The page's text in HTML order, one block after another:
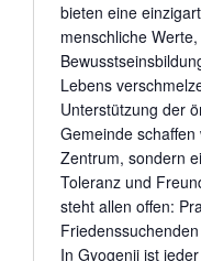
bieten eine
menschliche
Lebens
Unterstützung der
Gemeinde
Zentrum, sondern
Toleranz und
steht allen offen:
In Gyogenji ist